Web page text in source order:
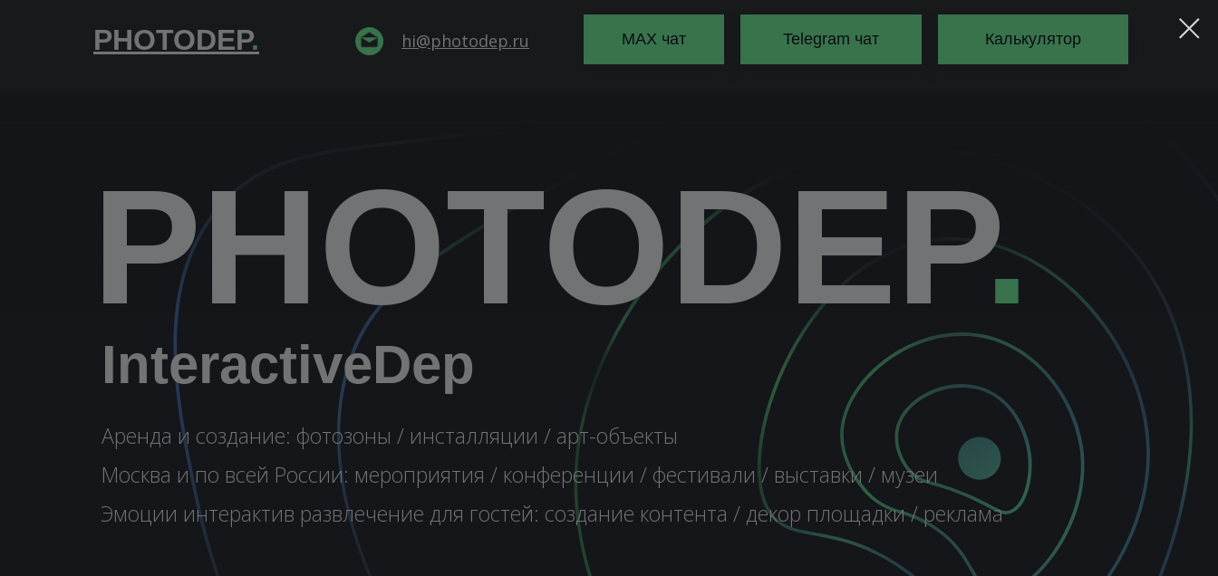
PHOTODEP. hi@photodep.ru Калькулятор
Telegram чат
MAX чат
PHOTODEP.
InteractiveDep
Аренда и создание: фотозоны / инсталляции / арт-объекты
Москва и по всей России: мероприятия / конференции / фестивали / выставки / музеи
Эмоции интерактив развлечение для гостей: создание контента / декор площадки / реклама